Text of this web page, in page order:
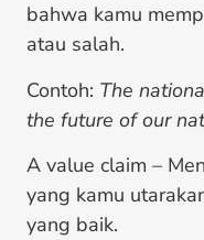
bahwa kamu
atau salah.
Contoh: The
the future of our
A value claim –
yang kamu
yang baik.